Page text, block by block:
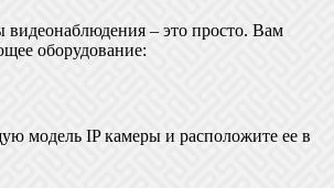
видеонаблюдения – это просто. Вам
оборудование:
модель IP камеры и расположите ее в